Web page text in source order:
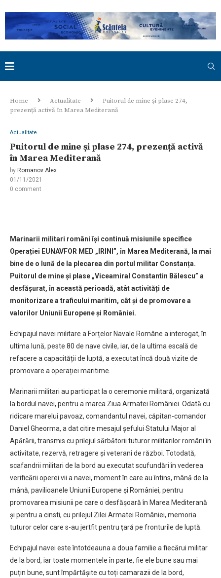
Home Actualitate
Puitorul de mine și plase 274,
prezență activă în Marea Mediterană
Actualitate
Puitorul de mine și plase 274, prezență activă
în Marea Mediterană
by Romanov Alex
01/11/2021
0 comment
Marinarii militari români își continuă misiunile specifice
Operației EUNAVFOR MED „IRINI”, în Marea Mediterană, la mai
bine de o lună de la plecarea din portul militar Constanța.
Puitorul de mine și plase „Viceamiral Constantin Bălescu” a
desfășurat, în această perioadă, atât activități de
monitorizare a traficului maritim, cât și de promovare a
valorilor Uniunii Europene și României.
Echipajul navei militare a Forțelor Navale Române a interogat, în
ultima lună, peste 80 de nave civile, iar, de la ultima escală de
refacere a capacității de luptă, a executat încă două vizite de
promovare a operației maritime.
Marinarii militari au participat la o ceremonie militară, organizată
la bordul navei, pentru a marca Ziua Armatei României. Odată cu
ridicare marelui pavoaz, comandantul navei, căpitan-comandor
Daniel Gheorma, a dat citire mesajul șefului Statului Major al
Apărării, transmis cu prilejul sărbătorii tuturor militarilor români în
activitate, rezervă, retragere și veterani de război. Totodată,
scafandrii militari de la bord au executat scufundări în vederea
verificării operei vii a navei, moment în care au întins, mână de la
mână, pavilioanele Uniunii Europene și României, pentru
promovarea misiunii pe care o desfășoară în Marea Mediterană
și pentru a cinsti, cu prilejul Zilei Armatei României, memoria
tuturor celor care s-au jertfit pentru țară pe fronturile de luptă.
Echipajul navei este întotdeauna a doua familie a fiecărui militar
de la bord, iar toate momentele în parte, fie ele bune sau mai
puțin bune, sunt împărtășite cu toți camarazii de la bord,